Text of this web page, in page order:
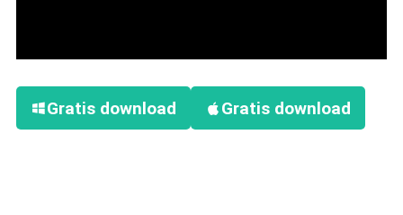
Gratis download Gratis download